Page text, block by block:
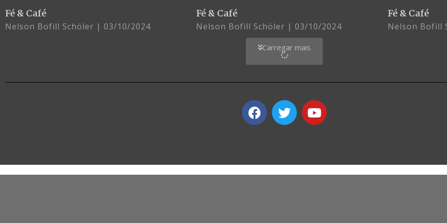
Fé & Café
Nelson Bofill Schöler 03/10/2024
Fé & Café
Nelson Bofill Schöler 03/10/2024
Fé & Café
Nelson Bofill
Carregar mais